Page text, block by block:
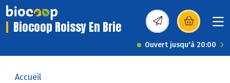
Biocoop Roissy En Brie (s’ouvre dans une
Ouvert jusqu'à 20:00
Accueil